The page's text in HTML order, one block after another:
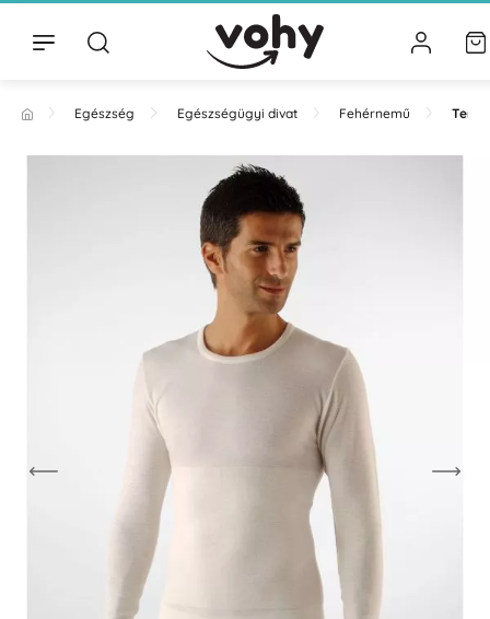
Egészség Egészségügyi divat Fehérnemű